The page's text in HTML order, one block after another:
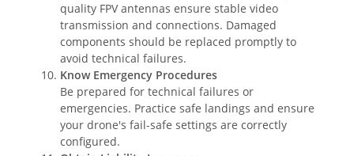
quality FPV antennas ensure stable video
transmission and connections. Damaged
components should be replaced promptly to
avoid technical failures.
Know Emergency Procedures
Be prepared for technical failures or
emergencies. Practice safe landings and ensure
your drone's fail-safe settings are correctly
configured.